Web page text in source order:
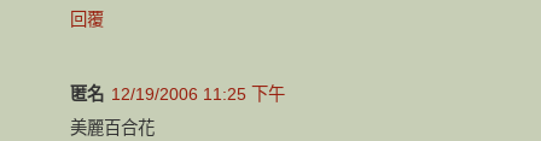
回覆
匿名 12/19/2006 11:25 下午
美麗百合花